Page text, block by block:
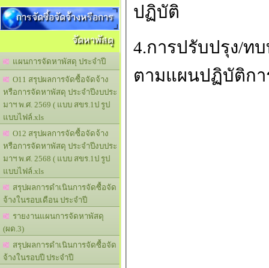
การจัดซื้อจัดจ้างหรือการ
จัดหาพัสดุ
แผนการจัดหาพัสดุ ประจำปี
O11 สรุปผลการจัดซื้อจัดจ้าง
หรือการจัดหาพัสดุ ประจำปีงบประ
มาฯ พ.ศ. 2569 ( แบบ สขร.1ป รูป
แบบไฟล์.xls
O12 สรุปผลการจัดซื้อจัดจ้าง
หรือการจัดหาพัสดุ ประจำปีงบประ
มาฯ พ.ศ. 2568 ( แบบ สขร.1ป รูป
แบบไฟล์.xls
สรุปผลการดำเนินการจัดซื้อจัด
จ้างในรอบเดือน ประจำปี
รายงานแผนการจัดหาพัสดุ
(ผด.3)
สรุปผลการดำเนินการจัดซื้อจัด
จ้างในรอบปี ประจำปี
ปฏิบัติ
4.การปรับปรุง/ท
ตามแผนปฏิบัติก